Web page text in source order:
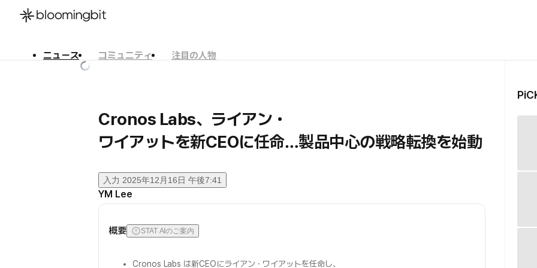
ニュース コミュニティ
注目の人物
Cronos Labs、ライアン・
ワイアットを新CEOに任命…製品中心の戦略転換を始動
入力 2025年12月16日 午後7:41
YM Lee
概要 STAT AIのご案内
Cronos Labs は新CEOにライアン・ワイアットを任命し、